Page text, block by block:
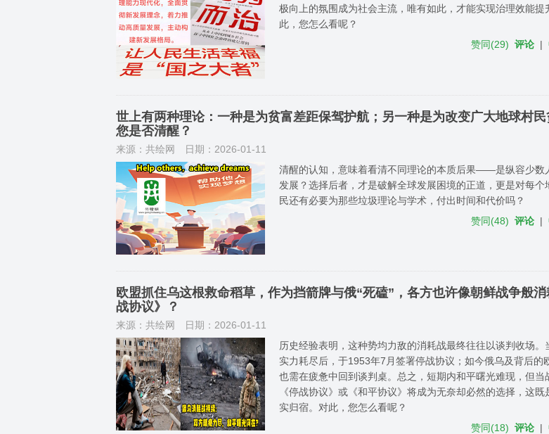
极向上的氛围成为社会主流，唯有如此，才能实现治理效能
此，您怎么看呢？
赞同(29) 评论 |
世上有两种理论：一种是为贫富差距保驾护航；另一种是为改变广大地球村民
您是否清醒？
来源：共绘网
日期：2026-01-11
清醒的认知，意味着看清不同理论的本质后果——是纵容少数
发展？选择后者，才是破解全球发展困境的正道，更是对每
民还有必要为那些垃圾理论与学术，付出时间和代价吗？
赞同(48) 评论 |
欧盟抓住乌这根救命稻草，作为挡箭牌与俄“死磕”，各方也许像朝鲜战争般
战协议》？
来源：共绘网
日期：2026-01-11
历史经验表明，这种势均力敌的消耗战最终往往以谈判收场
实力耗尽后，于1953年7月签署停战协议；如今俄乌及背后的
也需在疲惫中回到谈判桌。总之，短期内和平曙光难现，但
《停战协议》或《和平协议》将成为无奈却必然的选择，这
实归宿。对此，您怎么看呢？
赞同(18) 评论 |